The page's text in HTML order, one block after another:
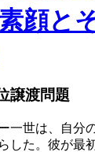
譲渡問題
一世は、自分
した。彼が最